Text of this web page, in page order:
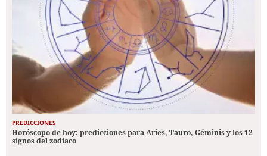
PREDICCIONES
Horóscopo de hoy: predicciones para Aries, Tauro, Géminis y los 12
signos del zodiaco